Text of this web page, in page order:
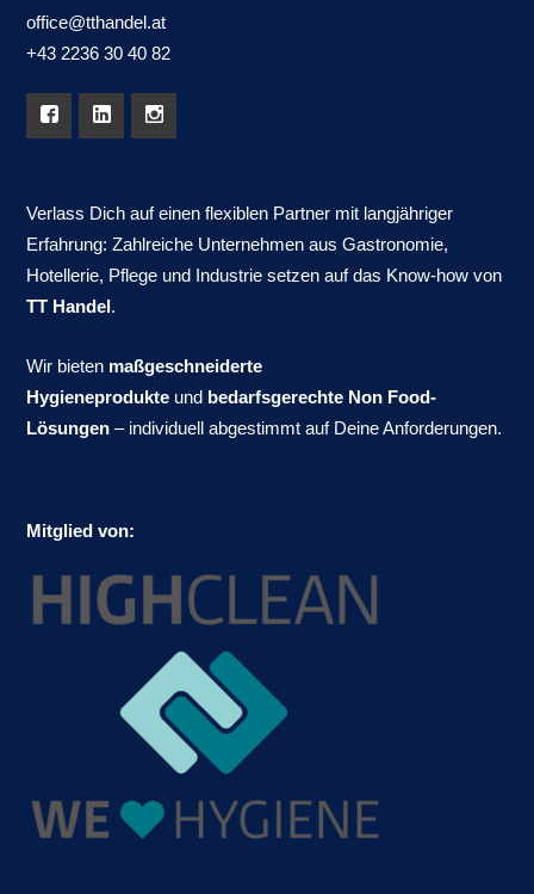
office@tthandel.at
+43 2236 30 40 82
Verlass Dich auf einen flexiblen Partner mit langjähriger
Erfahrung: Zahlreiche Unternehmen aus Gastronomie,
Hotellerie, Pflege und Industrie setzen auf das Know-how von
TT Handel.
Wir bieten maßgeschneiderte
Hygieneprodukte und bedarfsgerechte Non Food-
Lösungen – individuell abgestimmt auf Deine Anforderungen.
Mitglied von: